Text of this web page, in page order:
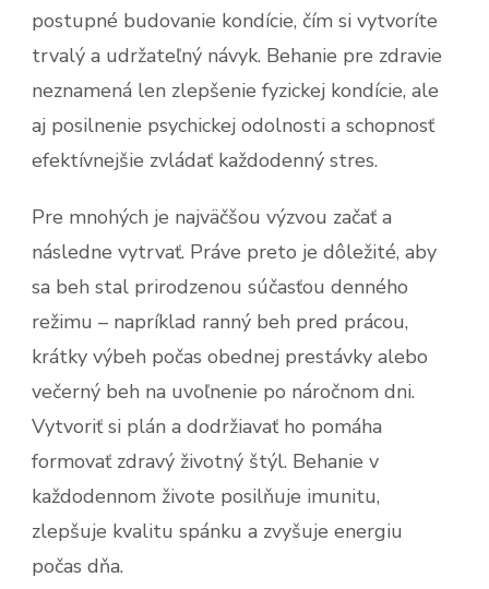
postupné budovanie kondície, čím si vytvoríte
trvalý a udržateľný návyk. Behanie pre zdravie
neznamená len zlepšenie fyzickej kondície, ale
aj posilnenie psychickej odolnosti a schopnosť
efektívnejšie zvládať každodenný stres.
Pre mnohých je najväčšou výzvou začať a
následne vytrvať. Práve preto je dôležité, aby
sa beh stal prirodzenou súčasťou denného
režimu – napríklad ranný beh pred prácou,
krátky výbeh počas obednej prestávky alebo
večerný beh na uvoľnenie po náročnom dni.
Vytvoriť si plán a dodržiavať ho pomáha
formovať zdravý životný štýl. Behanie v
každodennom živote posilňuje imunitu,
zlepšuje kvalitu spánku a zvyšuje energiu
počas dňa.